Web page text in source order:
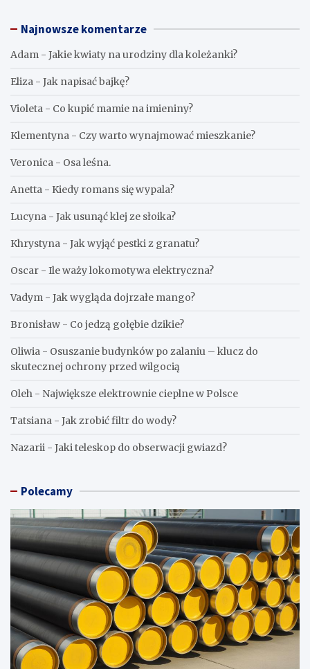
Najnowsze komentarze
Adam - Jakie kwiaty na urodziny dla koleżanki?
Eliza - Jak napisać bajkę?
Violeta - Co kupić mamie na imieniny?
Klementyna - Czy warto wynajmować mieszkanie?
Veronica - Osa leśna.
Anetta - Kiedy romans się wypala?
Lucyna - Jak usunąć klej ze słoika?
Khrystyna - Jak wyjąć pestki z granatu?
Oscar - Ile waży lokomotywa elektryczna?
Vadym - Jak wygląda dojrzałe mango?
Bronisław - Co jedzą gołębie dzikie?
Oliwia - Osuszanie budynków po zalaniu – klucz do
skutecznej ochrony przed wilgocią
Oleh - Największe elektrownie cieplne w Polsce
Tatsiana - Jak zrobić filtr do wody?
Nazarii - Jaki teleskop do obserwacji gwiazd?
Polecamy